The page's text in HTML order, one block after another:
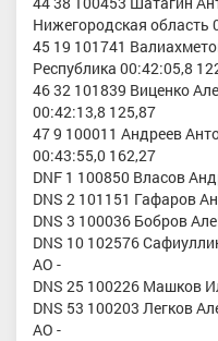
Нижегородская область
45 19 101741
Республика 00:42:05,8
46 32 101839 Виценко
00:42:13,8 125,87
47 9 100011 Андреев
00:43:55,0 162,27
DNF 1 100850 Власов
DNS 2 101151 Гафаров
DNS 3 100036 Бобров
DNS 10 102576
АО -
DNS 25 100226 Машков
DNS 53 100203 Легков
АО -